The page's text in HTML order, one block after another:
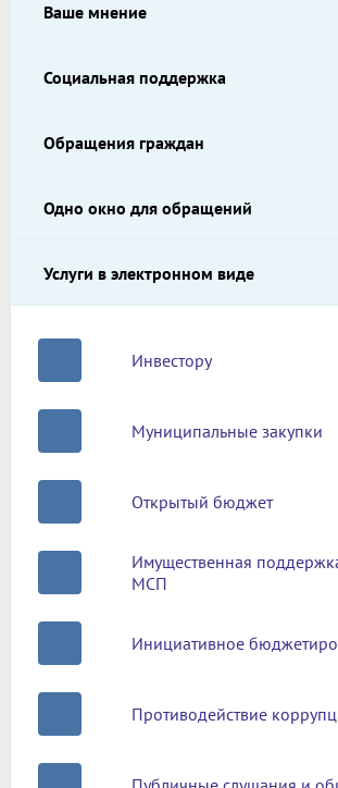
Ваше мнение
Социальная поддержка
Обращения граждан
Одно окно для обращений
Услуги в электронном виде
Инвестору
Муниципальные закупки
Открытый бюджет
Имущественная
МСП
Инициативное
Противодействие